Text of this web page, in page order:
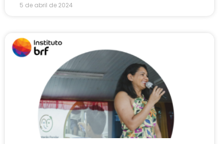
5 de abril de 2024